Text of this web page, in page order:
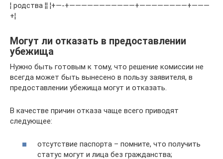
¦ родства ¦¦ ¦+—-+———————————+————————+———
+¦
Могут ли отказать в предоставлении
убежища
Нужно быть готовым к тому, что решение комиссии не
всегда может быть вынесено в пользу заявителя, в
предоставлении убежища могут и отказать.
В качестве причин отказа чаще всего приводят
следующее:
отсутствие паспорта – помните, что получить
статус могут и лица без гражданства;